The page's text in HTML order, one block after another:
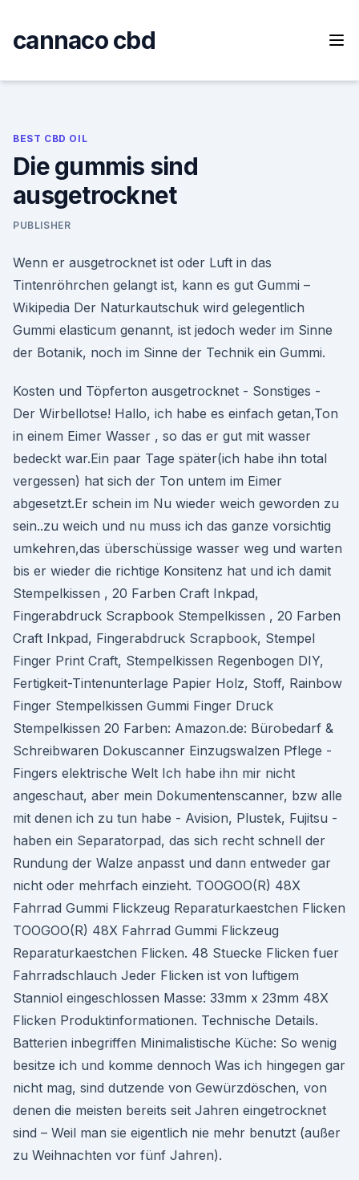
content
cannaco cbd
BEST CBD OIL
Die gummis sind
ausgetrocknet
PUBLISHER
Wenn er ausgetrocknet ist oder Luft in das
Tintenröhrchen gelangt ist, kann es gut Gummi –
Wikipedia Der Naturkautschuk wird gelegentlich
Gummi elasticum genannt, ist jedoch weder im Sinne
der Botanik, noch im Sinne der Technik ein Gummi.
Kosten und Töpferton ausgetrocknet - Sonstiges -
Der Wirbellotse! Hallo, ich habe es einfach getan,Ton
in einem Eimer Wasser , so das er gut mit wasser
bedeckt war.Ein paar Tage später(ich habe ihn total
vergessen) hat sich der Ton untem im Eimer
abgesetzt.Er schein im Nu wieder weich geworden zu
sein..zu weich und nu muss ich das ganze vorsichtig
umkehren,das überschüssige wasser weg und warten
bis er wieder die richtige Konsitenz hat und ich damit
Stempelkissen , 20 Farben Craft Inkpad,
Fingerabdruck Scrapbook Stempelkissen , 20 Farben
Craft Inkpad, Fingerabdruck Scrapbook, Stempel
Finger Print Craft, Stempelkissen Regenbogen DIY,
Fertigkeit-Tintenunterlage Papier Holz, Stoff, Rainbow
Finger Stempelkissen Gummi Finger Druck
Stempelkissen 20 Farben: Amazon.de: Bürobedarf &
Schreibwaren Dokuscanner Einzugswalzen Pflege -
Fingers elektrische Welt Ich habe ihn mir nicht
angeschaut, aber mein Dokumentenscanner, bzw alle
mit denen ich zu tun habe - Avision, Plustek, Fujitsu -
haben ein Separatorpad, das sich recht schnell der
Rundung der Walze anpasst und dann entweder gar
nicht oder mehrfach einzieht. TOOGOO(R) 48X
Fahrrad Gummi Flickzeug Reparaturkaestchen Flicken
TOOGOO(R) 48X Fahrrad Gummi Flickzeug
Reparaturkaestchen Flicken. 48 Stuecke Flicken fuer
Fahrradschlauch Jeder Flicken ist von luftigem
Stanniol eingeschlossen Masse: 33mm x 23mm 48X
Flicken Produktinformationen. Technische Details.
Batterien inbegriffen Minimalistische Küche: So wenig
besitze ich und komme dennoch Was ich hingegen gar
nicht mag, sind dutzende von Gewürzdöschen, von
denen die meisten bereits seit Jahren eingetrocknet
sind – Weil man sie eigentlich nie mehr benutzt (außer
zu Weihnachten vor fünf Jahren).